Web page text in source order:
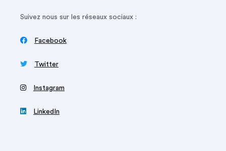
Suivez nous sur les réseaux sociaux :
 Facebook
 Twitter
‍ Instagram
 LinkedIn